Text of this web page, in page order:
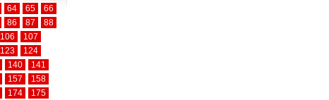
64 65
66
86 87
88
106
107
123
124
140
141
157
158
174
175